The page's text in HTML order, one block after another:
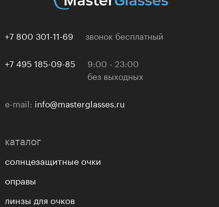
+7 800 301-11-69 звонок бесплатный
+7 495 185-09-85
9:00 - 23:00
без выходных
e-mail: info@masterglasses.ru
каталог
солнцезащитные очки
оправы
линзы для очков